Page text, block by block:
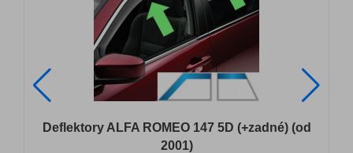
Deflektory ALFA ROMEO 147 5D (+zadné) (od
2001)